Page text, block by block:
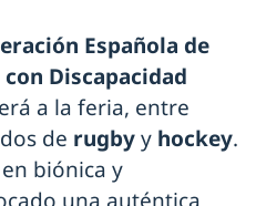
Española de
Discapacidad
a la feria, entre
de rugbyy hockey.
biónica y